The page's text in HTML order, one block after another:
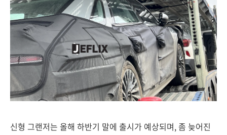
신형 그랜저는 올해 하반기 말에 출시가 예상되며, 좀 늦어진